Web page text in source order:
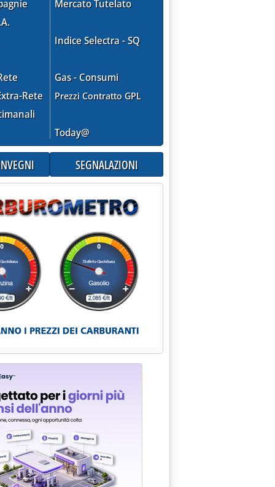
Rete
Mercato Tutelato
Indice Selectra - SQ
Gas - Consumi
Prezzi Contratto GPL
Today@
SEGNALAZIONI